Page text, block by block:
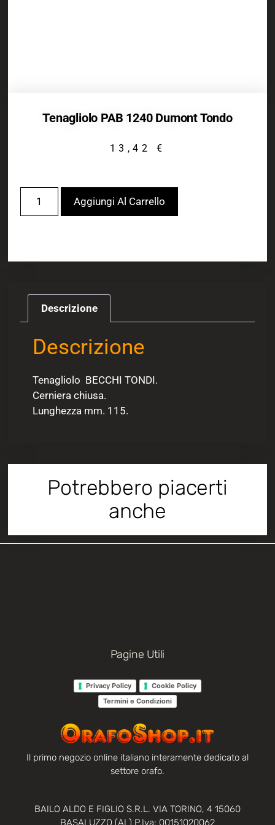
Tenagliolo PAB 1240 Dumont Tondo
13,42 €
Aggiungi Al Carrello
Descrizione
Descrizione
Tenagliolo BECCHI TONDI.
Cerniera chiusa.
Lunghezza mm. 115.
Potrebbero piacerti
anche
Pagine Utili
Privacy Policy
Cookie Policy
Termini e Condizioni
Il primo negozio online italiano interamente dedicato al
settore orafo.
BAILO ALDO E FIGLIO S.R.L. VIA TORINO, 4 15060
BASALUZZO (AL) P.Iva: 00151020062